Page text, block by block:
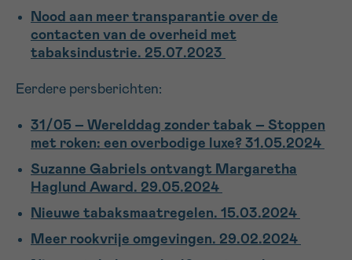
Nood aan meer transparantie over de
contacten van de overheid met
tabaksindustrie. 25.07.2023
Eerdere persberichten:
31/05 – Werelddag zonder tabak – Stoppen
met roken: een overbodige luxe? 31.05.2024
Suzanne Gabriels ontvangt Margaretha
Haglund Award. 29.05.2024
Nieuwe tabaksmaatregelen. 15.03.2024
Meer rookvrije omgevingen. 29.02.2024
Sturen